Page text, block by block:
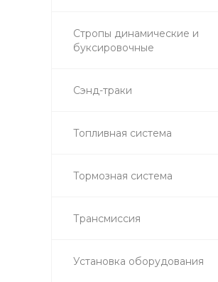
Стропы динамические и
буксировочные
Сэнд-траки
Топливная система
Тормозная система
Трансмиссия
Установка оборудования